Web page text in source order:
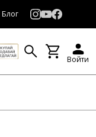
Блог
Войти